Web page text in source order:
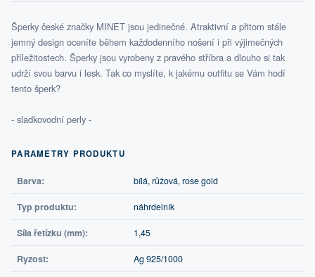
Šperky české značky MINET jsou jedinečné. Atraktivní a přitom stále
jemný design oceníte během každodenního nošení i při výjimečných
příležitostech. Šperky jsou vyrobeny z pravého stříbra a dlouho si tak
udrží svou barvu i lesk. Tak co myslíte, k jakému outfitu se Vám hodí
tento šperk?
- sladkovodní perly -
PARAMETRY PRODUKTU
Barva: bílá, růžová, rose gold
Typ produktu: náhrdelník
Síla řetízku (mm): 1,45
Ryzost: Ag 925/1000